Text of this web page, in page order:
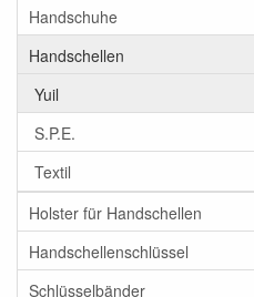
Handschuhe
Handschellen
Yuil
S.P.E.
Textil
Holster für Handschellen
Handschellenschlüssel
Schlüsselbänder